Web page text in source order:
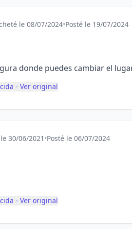
le 08/07/2024•Posté le 19/07/2024
donde puedes cambiar el
- Ver original
30/06/2021 •Posté le 06/07/2024
- Ver original